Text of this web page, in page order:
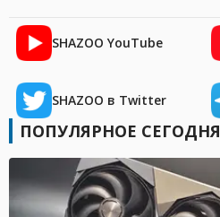
SHAZOO YouTube
SHAZOO в Twitter
ПОПУЛЯРНОЕ СЕГОДНЯ